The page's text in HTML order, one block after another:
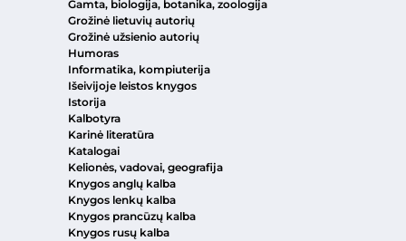
Gamta, biologija, botanika, zoologija
Grožinė lietuvių autorių
Grožinė užsienio autorių
Humoras
Informatika, kompiuterija
Išeivijoje leistos knygos
Istorija
Kalbotyra
Karinė literatūra
Katalogai
Kelionės, vadovai, geografija
Knygos anglų kalba
Knygos lenkų kalba
Knygos prancūzų kalba
Knygos rusų kalba